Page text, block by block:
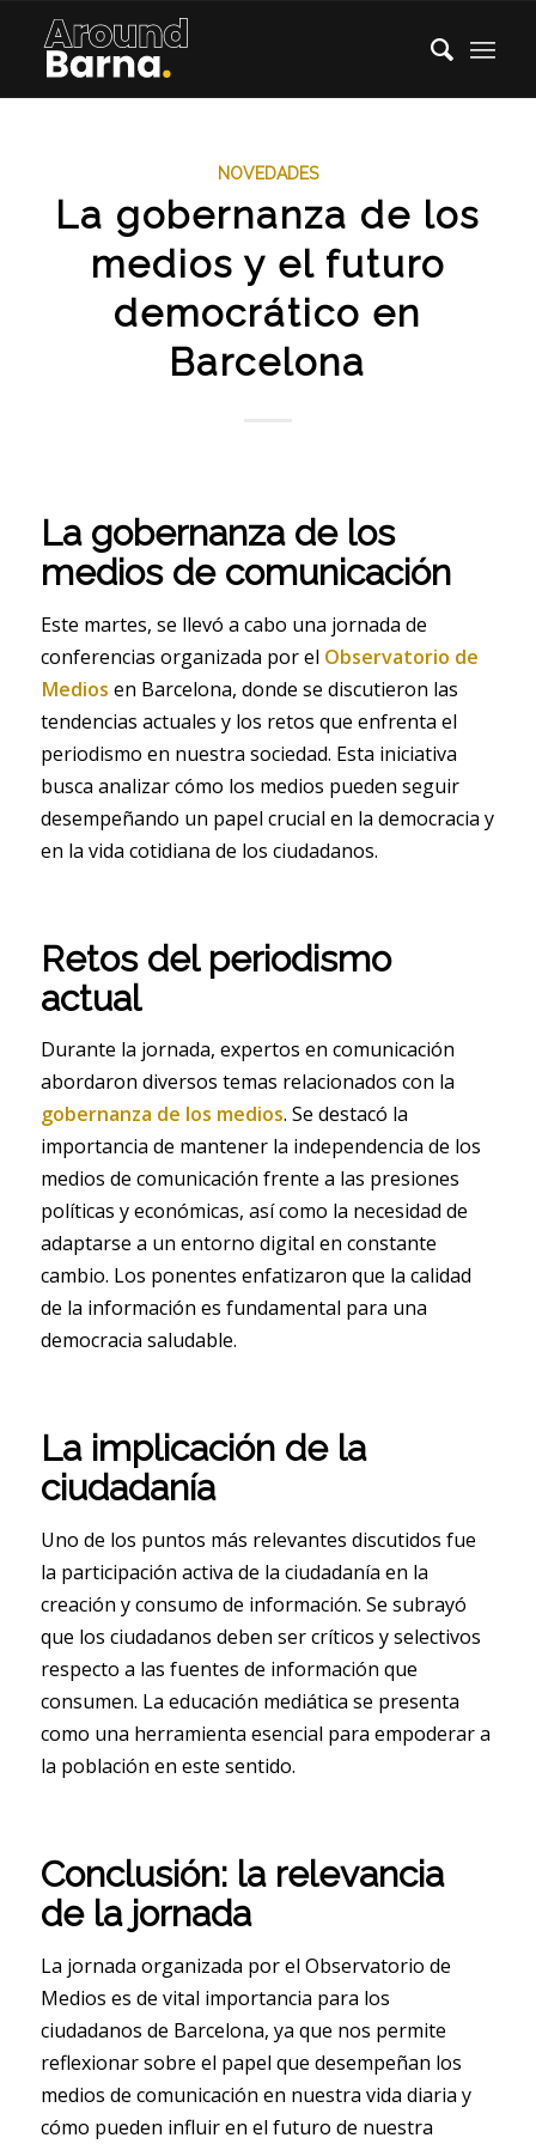
NOVEDADES
La gobernanza de los
medios y el futuro
democrático en
Barcelona
La gobernanza de los
medios de comunicación
Este martes, se llevó a cabo una jornada de
conferencias organizada por el Observatorio de
Medios en Barcelona, donde se discutieron las
tendencias actuales y los retos que enfrenta el
periodismo en nuestra sociedad. Esta iniciativa
busca analizar cómo los medios pueden seguir
desempeñando un papel crucial en la democracia y
en la vida cotidiana de los ciudadanos.
Retos del periodismo
actual
Durante la jornada, expertos en comunicación
abordaron diversos temas relacionados con la
gobernanza de los medios. Se destacó la
importancia de mantener la independencia de los
medios de comunicación frente a las presiones
políticas y económicas, así como la necesidad de
adaptarse a un entorno digital en constante
cambio. Los ponentes enfatizaron que la calidad
de la información es fundamental para una
democracia saludable.
La implicación de la
ciudadanía
Uno de los puntos más relevantes discutidos fue
la participación activa de la ciudadanía en la
creación y consumo de información. Se subrayó
que los ciudadanos deben ser críticos y selectivos
respecto a las fuentes de información que
consumen. La educación mediática se presenta
como una herramienta esencial para empoderar a
la población en este sentido.
Conclusión: la relevancia
de la jornada
La jornada organizada por el Observatorio de
Medios es de vital importancia para los
ciudadanos de Barcelona, ya que nos permite
reflexionar sobre el papel que desempeñan los
medios de comunicación en nuestra vida diaria y
cómo pueden influir en el futuro de nuestra